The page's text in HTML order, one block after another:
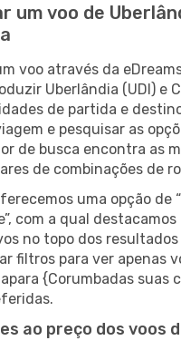
um voo de
voo através da
Uberlândia (UDI) e
de partida e
e pesquisar as
de busca encontra as
de combinações de
uma opção de
com a qual destacamos
no topo dos resultados
filtros para ver apenas
{Corumbadas suas
ao preço dos voos